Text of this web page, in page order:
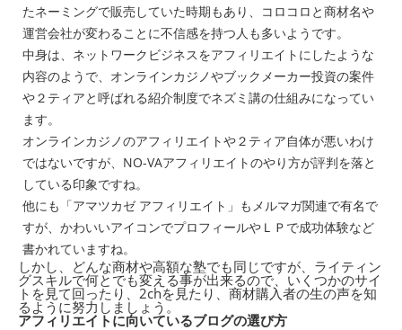
たネーミングで販売していた時期もあり、コロコロと商材名や
運営会社が変わることに不信感を持つ人も多いようです。
中身は、ネットワークビジネスをアフィリエイトにしたような
内容のようで、オンラインカジノやブックメーカー投資の案件
や２ティアと呼ばれる紹介制度でネズミ講の仕組みになってい
ます。
オンラインカジノのアフィリエイトや２ティア自体が悪いわけ
ではないですが、NO-VAアフィリエイトのやり方が評判を落と
している印象ですね。
他にも「アマツカゼ アフィリエイト」もメルマガ関連で有名で
すが、かわいいアイコンでプロフィールやＬＰで成功体験など
書かれていますね。
しかし、どんな商材や高額な塾でも同じですが、ライティン
グスキルで何とでも変える事が出来るので、いくつかのサイ
トを見て回ったり、2chを見たり、商材購入者の生の声を知
るように努力しましょう。
アフィリエイトに向いているブログの選び方